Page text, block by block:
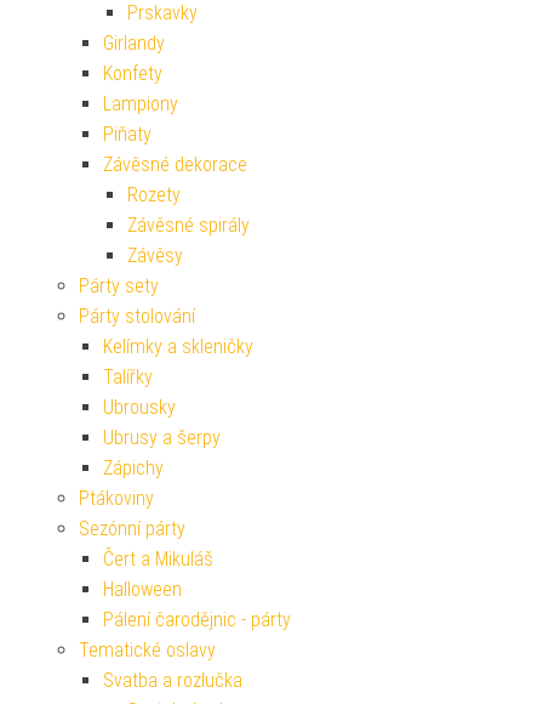
Prskavky
Girlandy
Konfety
Lampiony
Piňaty
Závěsné dekorace
Rozety
Závěsné spirály
Závěsy
Párty sety
Párty stolování
Kelímky a skleničky
Talířky
Ubrousky
Ubrusy a šerpy
Zápichy
Ptákoviny
Sezónní párty
Čert a Mikuláš
Halloween
Pálení čarodějnic - párty
Tematické oslavy
Svatba a rozlučka